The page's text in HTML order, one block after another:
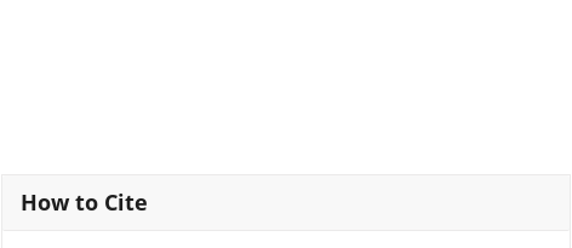
Article
Details
How to Cite